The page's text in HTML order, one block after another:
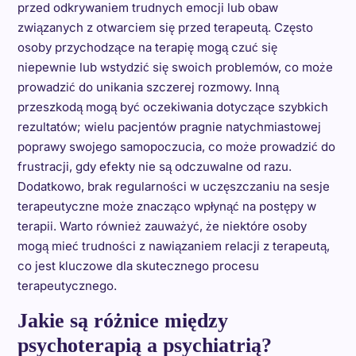
przed odkrywaniem trudnych emocji lub obaw
związanych z otwarciem się przed terapeutą. Często
osoby przychodzące na terapię mogą czuć się
niepewnie lub wstydzić się swoich problemów, co może
prowadzić do unikania szczerej rozmowy. Inną
przeszkodą mogą być oczekiwania dotyczące szybkich
rezultatów; wielu pacjentów pragnie natychmiastowej
poprawy swojego samopoczucia, co może prowadzić do
frustracji, gdy efekty nie są odczuwalne od razu.
Dodatkowo, brak regularności w uczęszczaniu na sesje
terapeutyczne może znacząco wpłynąć na postępy w
terapii. Warto również zauważyć, że niektóre osoby
mogą mieć trudności z nawiązaniem relacji z terapeutą,
co jest kluczowe dla skutecznego procesu
terapeutycznego.
Jakie są różnice między
psychoterapią a psychiatrią?